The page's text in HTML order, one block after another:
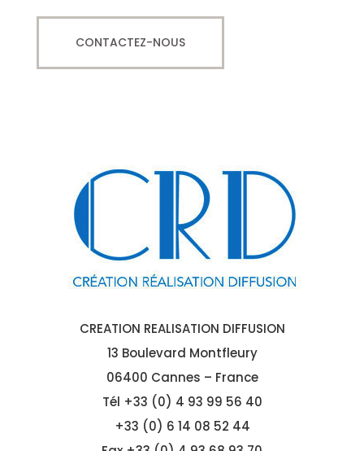
CONTACTEZ-NOUS
CREATION REALISATION DIFFUSION
13 Boulevard Montfleury
06400 Cannes – France
Tél +33 (0) 4 93 99 56 40
+33 (0) 6 14 08 52 44